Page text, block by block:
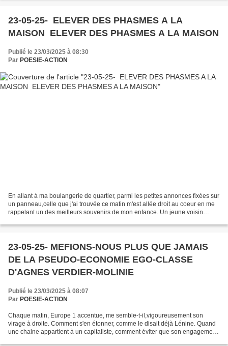
23-05-25- ELEVER DES PHASMES A LA
MAISON ELEVER DES PHASMES A LA MAISON
Publié le 23/03/2025 à 08:30
Par POESIE-ACTION
En allant à ma boulangerie de quartier, parmi les petites annonces fixées sur
un panneau,celle que j'ai trouvée ce matin m'est allée droit au coeur en me
rappelant un des meilleurs souvenirs de mon enfance. Un jeune voisin
23-05-25- MEFIONS-NOUS PLUS QUE JAMAIS
DE LA PSEUDO-ECONOMIE EGO-CLASSE
D'AGNES VERDIER-MOLINIE
Publié le 23/03/2025 à 08:07
Par POESIE-ACTION
Chaque matin, Europe 1 accentue, me semble-t-il,vigoureusement son
virage à droite. Comment s'en étonner, comme le disait déjà Lénine. Quand
une chaine appartient à un capitaliste, comment éviter que son engagement